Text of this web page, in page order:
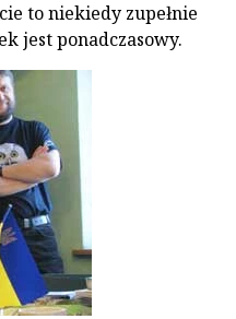
to niekiedy zupełnie
jest ponadczasowy.